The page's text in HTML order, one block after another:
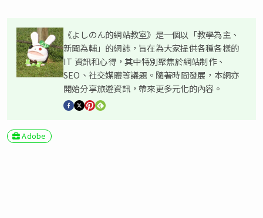
《よしのん的網站教室》是一個以「教學為主、
新聞為輔」的網誌，旨在為大家提供各種各樣的
IT 資訊和心得，其中特別聚焦於網站制作、
SEO、社交媒體等議題。隨著時間發展，本網亦
開始分享旅遊資訊，帶來更多元化的內容。
Adobe